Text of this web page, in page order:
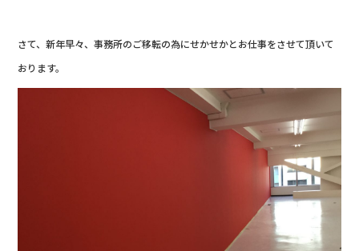
さて、新年早々、事務所のご移転の為にせかせかとお仕事をさせて頂いて
おります。